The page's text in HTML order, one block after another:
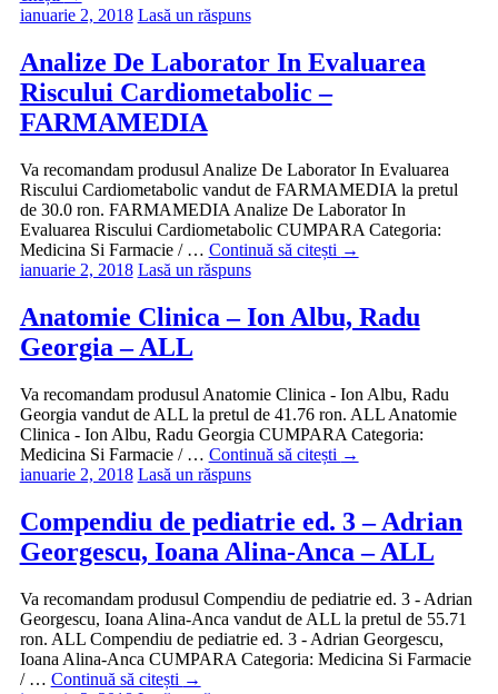
ianuarie 2, 2018 Lasă un răspuns
Analize De Laborator In Evaluarea
Riscului Cardiometabolic –
FARMAMEDIA
Va recomandam produsul Analize De Laborator In Evaluarea
Riscului Cardiometabolic vandut de FARMAMEDIA la pretul
de 30.0 ron. FARMAMEDIA Analize De Laborator In
Evaluarea Riscului Cardiometabolic CUMPARA Categoria:
Medicina Si Farmacie / … Continuă să citești →
ianuarie 2, 2018 Lasă un răspuns
Anatomie Clinica – Ion Albu, Radu
Georgia – ALL
Va recomandam produsul Anatomie Clinica - Ion Albu, Radu
Georgia vandut de ALL la pretul de 41.76 ron. ALL Anatomie
Clinica - Ion Albu, Radu Georgia CUMPARA Categoria:
Medicina Si Farmacie / … Continuă să citești →
ianuarie 2, 2018 Lasă un răspuns
Compendiu de pediatrie ed. 3 – Adrian
Georgescu, Ioana Alina-Anca – ALL
Va recomandam produsul Compendiu de pediatrie ed. 3 - Adrian
Georgescu, Ioana Alina-Anca vandut de ALL la pretul de 55.71
ron. ALL Compendiu de pediatrie ed. 3 - Adrian Georgescu,
Ioana Alina-Anca CUMPARA Categoria: Medicina Si Farmacie
/ … Continuă să citești →